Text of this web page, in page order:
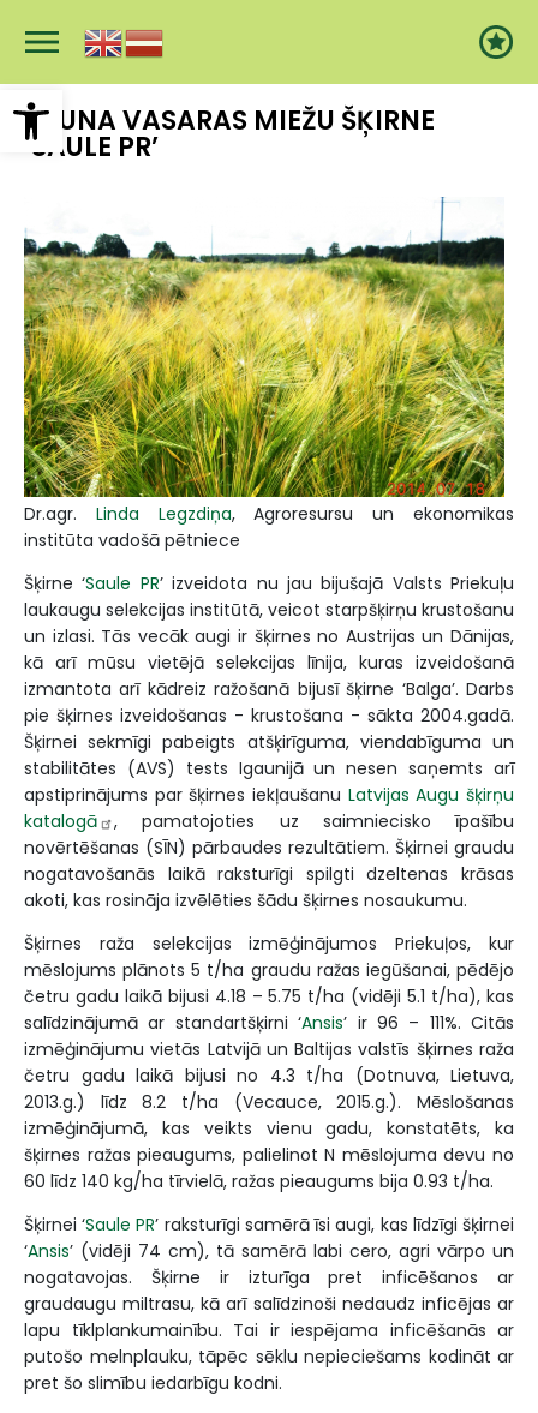
Open toolbar
galveno
JAUNA VASARAS MIEŽU ŠĶIRNE
‘SAULE PR’
Dr.agr. Linda Legzdiņa, Agroresursu un ekonomikas
institūta vadošā pētniece
Šķirne ‘Saule PR’ izveidota nu jau bijušajā Valsts Priekuļu
laukaugu selekcijas institūtā, veicot starpšķirņu krustošanu
un izlasi. Tās vecāk augi ir šķirnes no Austrijas un Dānijas,
kā arī mūsu vietējā selekcijas līnija, kuras izveidošanā
izmantota arī kādreiz ražošanā bijusī šķirne ‘Balga’. Darbs
pie šķirnes izveidošanas - krustošana - sākta 2004.gadā.
Šķirnei sekmīgi pabeigts atšķirīguma, viendabīguma un
stabilitātes (AVS) tests Igaunijā un nesen saņemts arī
apstiprinājums par šķirnes iekļaušanu Latvijas Augu šķirņu
katalogā
, pamatojoties uz saimniecisko īpašību
novērtēšanas (SĪN) pārbaudes rezultātiem. Šķirnei graudu
nogatavošanās laikā raksturīgi spilgti dzeltenas krāsas
akoti, kas rosināja izvēlēties šādu šķirnes nosaukumu.
Šķirnes raža selekcijas izmēģinājumos Priekuļos, kur
mēslojums plānots 5 t/ha graudu ražas iegūšanai, pēdējo
četru gadu laikā bijusi 4.18 – 5.75 t/ha (vidēji 5.1 t/ha), kas
salīdzinājumā ar standartšķirni ‘Ansis’ ir 96 – 111%. Citās
izmēģinājumu vietās Latvijā un Baltijas valstīs šķirnes raža
četru gadu laikā bijusi no 4.3 t/ha (Dotnuva, Lietuva,
2013.g.) līdz 8.2 t/ha (Vecauce, 2015.g.). Mēslošanas
izmēģinājumā, kas veikts vienu gadu, konstatēts, ka
šķirnes ražas pieaugums, palielinot N mēslojuma devu no
60 līdz 140 kg/ha tīrvielā, ražas pieaugums bija 0.93 t/ha.
Šķirnei ‘Saule PR’ raksturīgi samērā īsi augi, kas līdzīgi šķirnei
‘Ansis’ (vidēji 74 cm), tā samērā labi cero, agri vārpo un
nogatavojas. Šķirne ir izturīga pret inficēšanos ar
graudaugu miltrasu, kā arī salīdzinoši nedaudz inficējas ar
lapu tīklplankumainību. Tai ir iespējama inficēšanās ar
putošo melnplauku, tāpēc sēklu nepieciešams kodināt ar
pret šo slimību iedarbīgu kodni.